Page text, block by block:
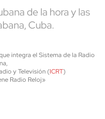
de la hora y las
Cuba.
integra el Sistema de la Radio
y Televisión (ICRT)
Radio Reloj»